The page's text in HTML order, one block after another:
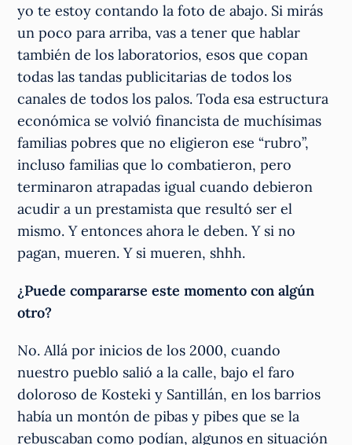
yo te estoy contando la foto de abajo. Si mirás
un poco para arriba, vas a tener que hablar
también de los laboratorios, esos que copan
todas las tandas publicitarias de todos los
canales de todos los palos. Toda esa estructura
económica se volvió financista de muchísimas
familias pobres que no eligieron ese “rubro”,
incluso familias que lo combatieron, pero
terminaron atrapadas igual cuando debieron
acudir a un prestamista que resultó ser el
mismo. Y entonces ahora le deben. Y si no
pagan, mueren. Y si mueren, shhh.
¿Puede compararse este momento con algún
otro?
No. Allá por inicios de los 2000, cuando
nuestro pueblo salió a la calle, bajo el faro
doloroso de Kosteki y Santillán, en los barrios
había un montón de pibas y pibes que se la
rebuscaban como podían, algunos en situación